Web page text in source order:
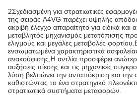
2Σχεδιασμένη για στρατιωτικές
της σειράς A4VG παρέχει υψηλής
ακριβή έλεγχο απαραίτητο για ειδικά
μεταβλητός μηχανισμός μετατόπισης
ελιγμούς και μεγάλες μεταβολές
ενσωματωμένα χαρακτηριστικά
ανακούφισης,Η αντλία προσφέρει
αυξήσεις πίεσης και τις μηχανικές
λύση βελτιώνει την ανταπόκριση και την
καθιστώντας το ένα στρατηγικό
στρατιωτικά συστήματα μεταφορών.